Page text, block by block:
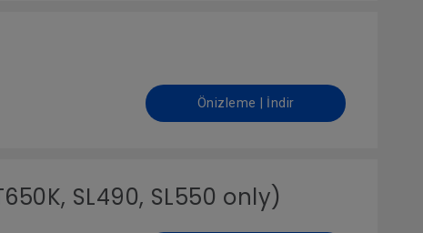
Önizleme | İndir
SL490, SL550 only)